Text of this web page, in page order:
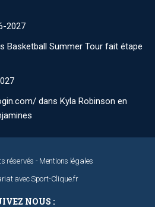
2027
Basketball Summer Tour fait étape
dans Kyla Robinson en
réservés -Mentions légales
avecSport-Clique.fr
NOUS :